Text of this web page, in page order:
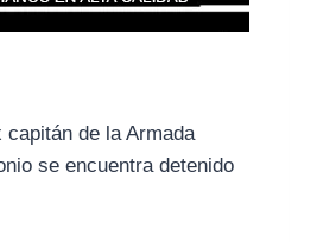
de la Armada
se encuentra detenido